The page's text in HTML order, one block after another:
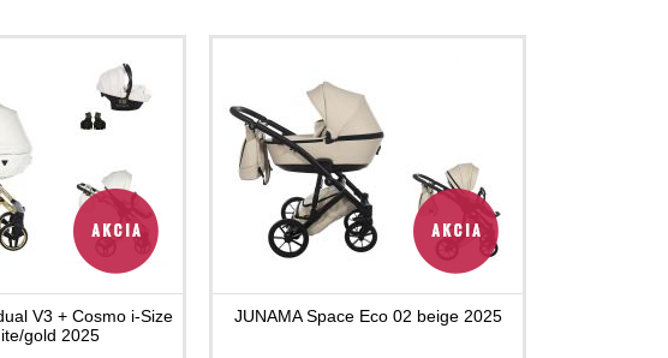
V3 + Cosmo i-Size
gold 2025
JUNAMA Space Eco 02 beige 2025